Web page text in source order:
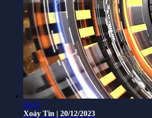
26:11
Xoáy Tin | 20/12/2023